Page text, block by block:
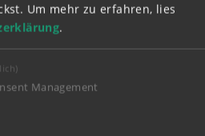
NACHT
HOLGER IN LOVE
Um mehr zu erfahren, lies
.
Management